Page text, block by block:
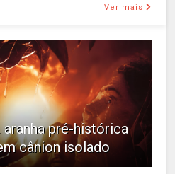
Ver mais
pré-histórica
cânion isolado